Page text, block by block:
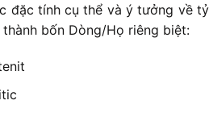
đặc tính cụ thể và ý tưởng về
bốn Dòng/Họ riêng biệt: